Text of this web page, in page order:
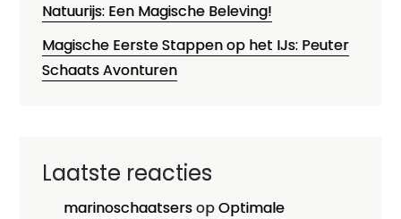
Natuurijs: Een Magische Beleving!
Magische Eerste Stappen op het IJs: Peuter
Schaats Avonturen
Laatste reacties
marinoschaatsersopOptimale